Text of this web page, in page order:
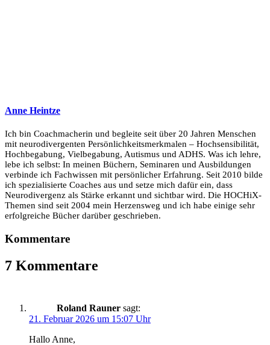
Anne Heintze
Ich bin Coachmacherin und begleite seit über 20 Jahren Menschen
mit neurodivergenten Persönlichkeitsmerkmalen – Hochsensibilität,
Hochbegabung, Vielbegabung, Autismus und ADHS. Was ich lehre,
lebe ich selbst: In meinen Büchern, Seminaren und Ausbildungen
verbinde ich Fachwissen mit persönlicher Erfahrung. Seit 2010 bilde
ich spezialisierte Coaches aus und setze mich dafür ein, dass
Neurodivergenz als Stärke erkannt und sichtbar wird. Die HOCHiX-
Themen sind seit 2004 mein Herzensweg und ich habe einige sehr
erfolgreiche Bücher darüber geschrieben.
Kommentare
7 Kommentare
Roland Rauner sagt:
21. Februar 2026 um 15:07 Uhr
Hallo Anne,